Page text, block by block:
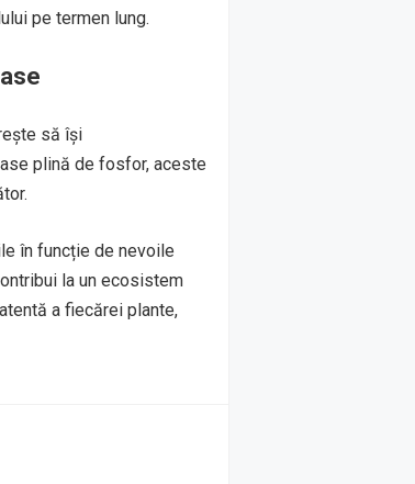
pe termen lung.
să își
plină de fosfor, aceste
în funcție de nevoile
la un ecosistem
a fiecărei plante,